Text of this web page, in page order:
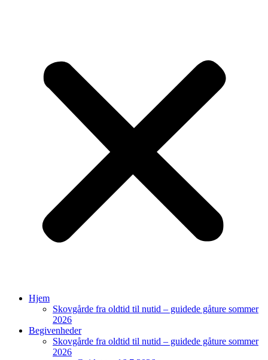
Hjem
Skovgårde fra oldtid til nutid – guidede gåture sommer
2026
Begivenheder
Skovgårde fra oldtid til nutid – guidede gåture sommer
2026